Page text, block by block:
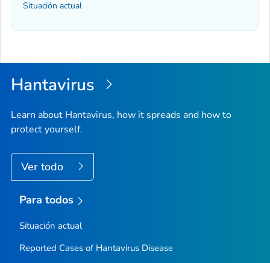
Situación actual
Hantavirus
Learn about Hantavirus, how it spreads and how to
protect yourself.
Ver todo
Para todos
Situación actual
Reported Cases of Hantavirus Disease